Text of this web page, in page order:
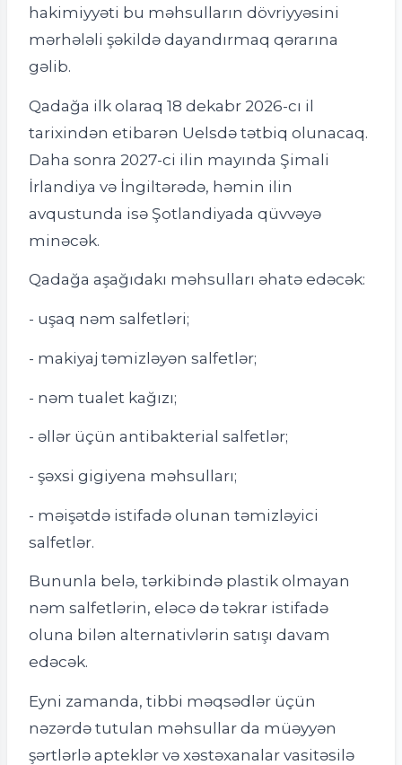
hakimiyyəti bu məhsulların dövriyyəsini
mərhələli şəkildə dayandırmaq qərarına
gəlib.
Qadağa ilk olaraq 18 dekabr 2026-cı il
tarixindən etibarən Uelsdə tətbiq olunacaq.
Daha sonra 2027-ci ilin mayında Şimali
İrlandiya və İngiltərədə, həmin ilin
avqustunda isə Şotlandiyada qüvvəyə
minəcək.
Qadağa aşağıdakı məhsulları əhatə edəcək:
- uşaq nəm salfetləri;
- makiyaj təmizləyən salfetlər;
- nəm tualet kağızı;
- əllər üçün antibakterial salfetlər;
- şəxsi gigiyena məhsulları;
- məişətdə istifadə olunan təmizləyici
salfetlər.
Bununla belə, tərkibində plastik olmayan
nəm salfetlərin, eləcə də təkrar istifadə
oluna bilən alternativlərin satışı davam
edəcək.
Eyni zamanda, tibbi məqsədlər üçün
nəzərdə tutulan məhsullar da müəyyən
şərtlərlə apteklər və xəstəxanalar vasitəsilə